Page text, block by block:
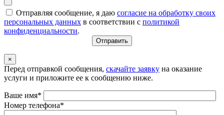
Отправляя сообщение, я даю согласие на обработку своих
персональных данных в соответствии с политикой
конфиденциальности.
×
Перед отправкой сообщения, скачайте заявку на оказание
услуги и приложите ее к сообщению ниже.
Ваше имя*
Номер телефона*